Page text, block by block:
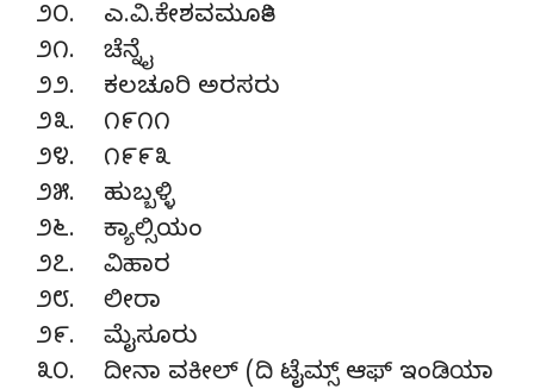
೨೦. ಎ.ವಿ.ಕೇಶವಮೂರ್ತಿ
೨೧. ಚೆನ್ನೈ
೨೨. ಕಲಚೂರಿ ಅರಸರು
೨೩. ೧೯೧೧
೨೪. ೧೯೯೩
೨೫. ಹುಬ್ಬಳ್ಳಿ
೨೬. ಕ್ಯಾಲ್ಸಿಯಂ
೨೭. ವಿಹಾರ
೨೮. ಲೀರಾ
೨೯. ಮೈಸೂರು
೩೦. ದೀನಾ ವಕೀಲ್ (ದಿ ಟೈಮ್ಸ್ ಆಫ್ ಇಂಡಿಯಾ